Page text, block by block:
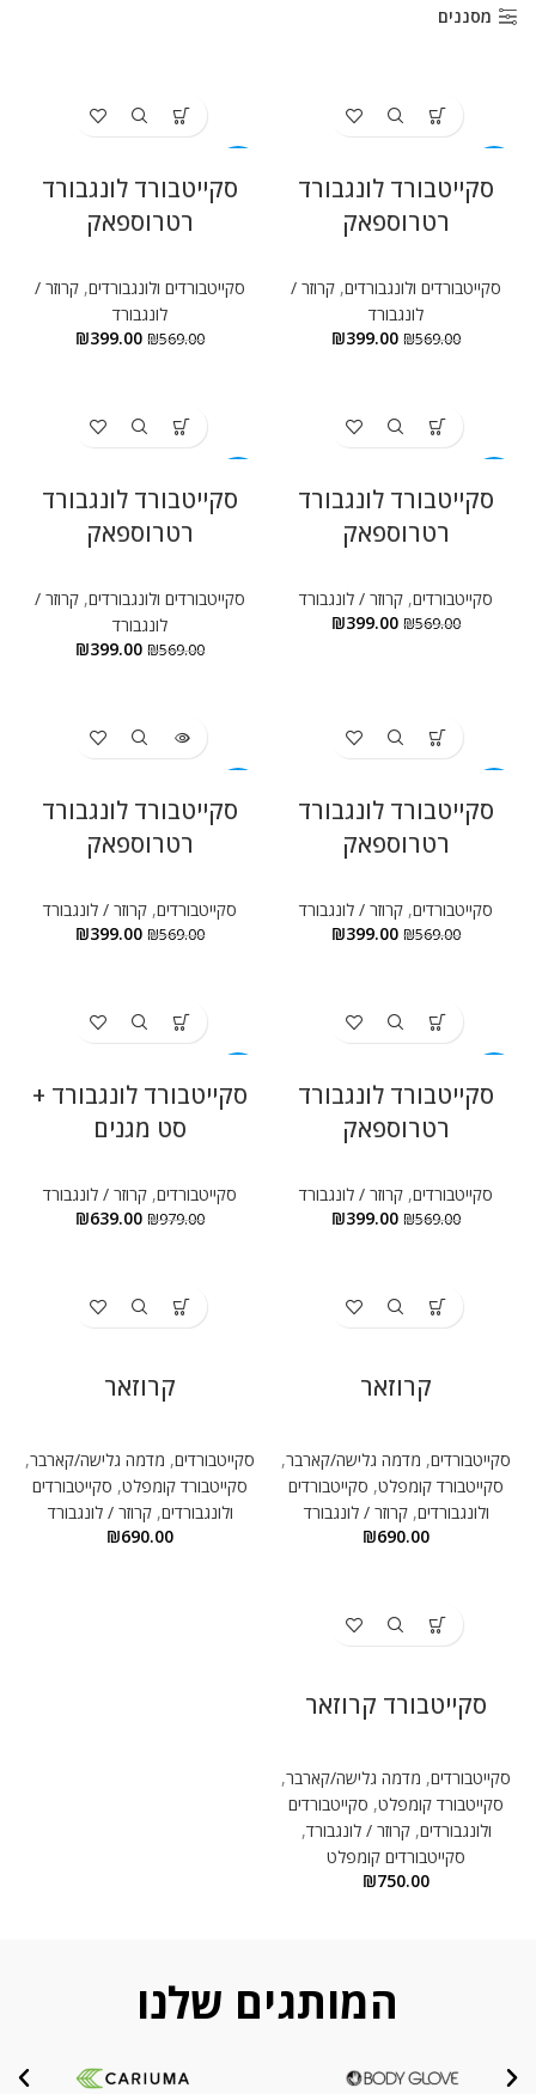
brightness_high ניגודיות בהירה
הוסף קו תחתון לקישורים
האפשרויות
מסננים
סקייטבורד לונגבורד
רטרוספאק
סקייטבורדים ולונגבורדים, קרוזר /
לונגבורד
₪569.00
₪399.00
סקייטבורד לונגבורד
רטרוספאק
סקייטבורדים ולונגבורדים, קרוזר /
לונגבורד
₪569.00
₪399.00
סקייטבורד לונגבורד
רטרוספאק
סקייטבורדים, קרוזר / לונגבורד
₪569.00
₪399.00
סקייטבורד לונגבורד
רטרוספאק
סקייטבורדים ולונגבורדים, קרוזר /
לונגבורד
₪569.00
₪399.00
סקייטבורד לונגבורד
רטרוספאק
סקייטבורדים, קרוזר / לונגבורד
₪569.00
₪399.00
סקייטבורד לונגבורד
רטרוספאק
סקייטבורדים, קרוזר / לונגבורד
₪569.00
₪399.00
סקייטבורד לונגבורד
רטרוספאק
סקייטבורדים, קרוזר / לונגבורד
₪569.00
₪399.00
סקייטבורד לונגבורד +
סט מגנים
סקייטבורדים, קרוזר / לונגבורד
₪979.00
₪639.00
קרוזאר
סקייטבורדים, מדמה גלישה/קארבר,
סקייטבורד קומפלט, סקייטבורדים
ולונגבורדים,קרוזר / לונגבורד
₪690.00
קרוזאר
סקייטבורדים, מדמה גלישה/קארבר,
סקייטבורד קומפלט, סקייטבורדים
ולונגבורדים,קרוזר / לונגבורד
₪690.00
סקייטבורד קרוזאר
סקייטבורדים, מדמה גלישה/קארבר,
סקייטבורד קומפלט, סקייטבורדים
ולונגבורדים,קרוזר / לונגבורד,
סקייטבורדים קומפלט
₪750.00
המותגים שלנו